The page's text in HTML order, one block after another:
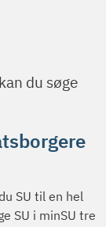
du søge
SU til en hel
SU i minSU tre